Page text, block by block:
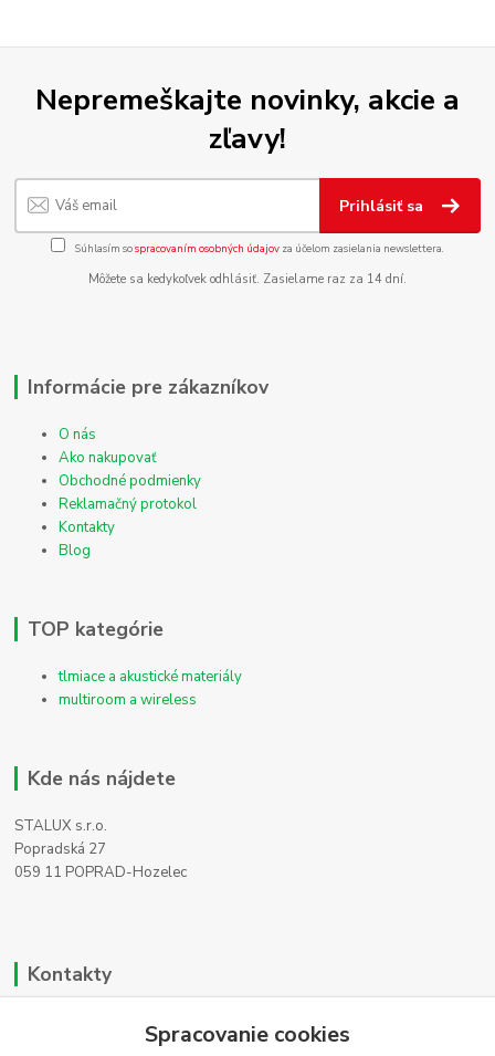
Nepremeškajte novinky, akcie a
zľavy!
Prihlásiť sa
Súhlasím sospracovaním osobných údajov za účelom zasielania newslettera.
Môžete sa kedykoľvek odhlásiť. Zasielame raz za 14 dní.
Informácie pre zákazníkov
O nás
Ako nakupovať
Obchodné podmienky
Reklamačný protokol
Kontakty
Blog
TOP kategórie
tlmiace a akustické materiály
multiroom a wireless
Kde nás nájdete
STALUX s.r.o.
Popradská 27
059 11 POPRAD-Hozelec
Kontakty
+421 911 990 200Spracovanie cookies